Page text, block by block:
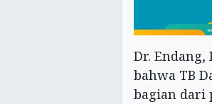
Dr. Endang,
bahwa TB
bagian dari